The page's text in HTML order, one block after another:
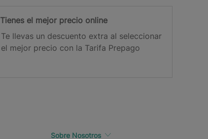
Tienes el mejor precio online
Te llevas un descuento extra al seleccionar
el mejor precio con la Tarifa Prepago
Sobre Nosotros